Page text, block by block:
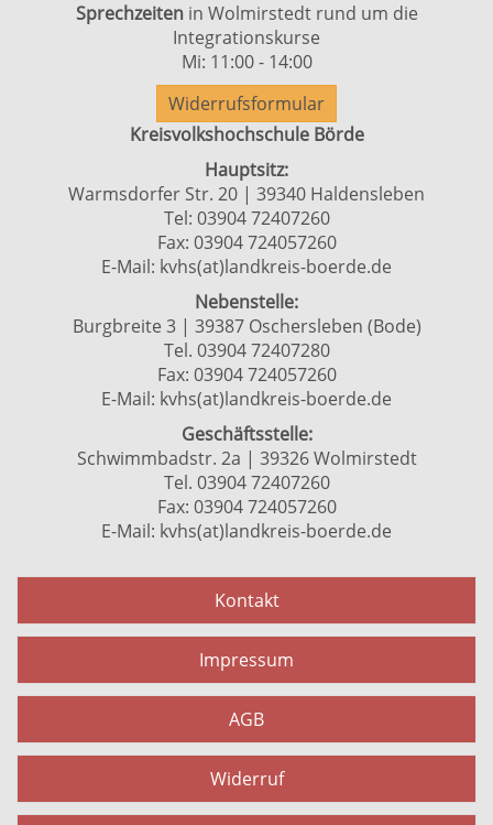
Sprechzeiten in Wolmirstedt rund um die
Integrationskurse
Mi: 11:00 - 14:00
Widerrufsformular
Kreisvolkshochschule Börde
Hauptsitz:
Warmsdorfer Str. 20 | 39340 Haldensleben
Tel: 03904 72407260
Fax: 03904 724057260
E-Mail: kvhs(at)landkreis-boerde.de
Nebenstelle:
Burgbreite 3 | 39387 Oschersleben (Bode)
Tel. 03904 72407280
Fax: 03904 724057260
E-Mail: kvhs(at)landkreis-boerde.de
Geschäftsstelle:
Schwimmbadstr. 2a | 39326 Wolmirstedt
Tel. 03904 72407260
Fax: 03904 724057260
E-Mail: kvhs(at)landkreis-boerde.de
Kontakt
Impressum
AGB
Widerruf